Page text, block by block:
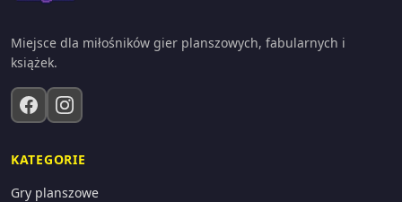
Miejsce dla miłośników gier planszowych, fabularnych i
książek.
KATEGORIE
Gry planszowe